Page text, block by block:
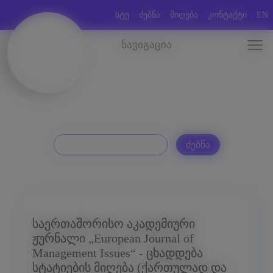
სტუ ძებნა მიღება კონტაქტი EN
ნავიგაცია
საერთაშორისო აკადემიური
ჟურნალი „European Journal of
Management Issues“ - ცხადდება
სტატიების მიღება (ქართულად და